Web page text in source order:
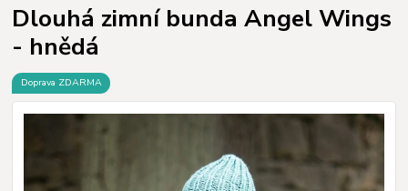
Dlouhá zimní bunda Angel Wings
- hnědá
Doprava ZDARMA